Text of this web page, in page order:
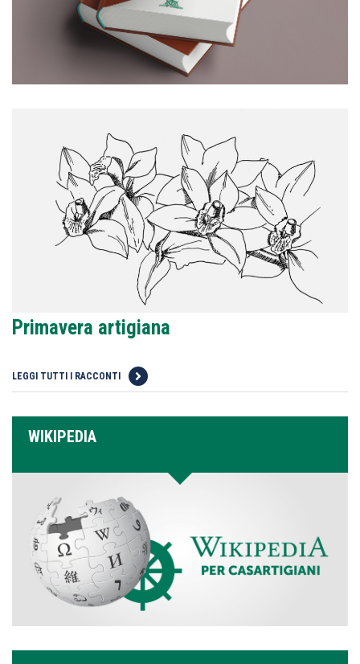
Primavera artigiana
LEGGI TUTTI I RACCONTI
WIKIPEDIA